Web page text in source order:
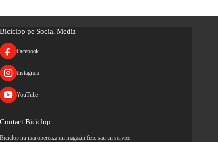
Biciclop pe Social Media
Facebook
Instagram
YouTube
Contact Biciclop
Biciclop nu mai opereaza un magazin fizic sau un service.